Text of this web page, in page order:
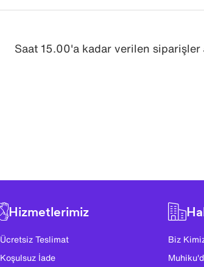
Saat 15.00'a kadar verilen siparişler
Hizmetlerimiz
Ücretsiz Teslimat
Koşulsuz İade
Biz